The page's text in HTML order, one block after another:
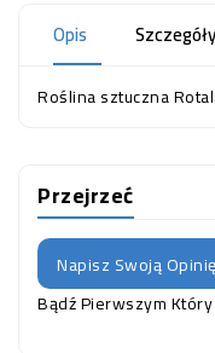
Opis
Roślina sztuczna
Przejrzeć
Napisz Swoją Opinię
Bądź Pierwszym